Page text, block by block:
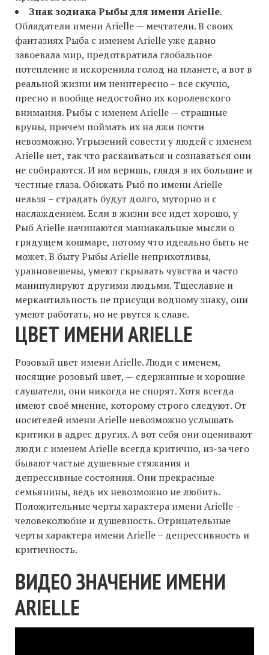
Знак зодиака Рыбы для имени Arielle.
Обладатели имени Arielle — мечтатели. В своих
фантазиях Рыба с именем Arielle уже давно
завоевала мир, предотвратила глобальное
потепление и искоренила голод на планете, а вот в
реальной жизни им неинтересно – все скучно,
пресно и вообще недостойно их королевского
внимания. Рыбы с именем Arielle — cтрашные
вруны, причем поймать их на лжи почти
невозможно. Угрызений совести у людей с именем
Arielle нет, так что раскаиваться и сознаваться они
не собираются. И им веришь, глядя в их большие и
честные глаза. Обижать Рыб по имени Arielle
нельзя – страдать будут долго, муторно и с
наслаждением. Если в жизни все идет хорошо, у
Рыб Arielle начинаются маниакальные мысли о
грядущем кошмаре, потому что идеально быть не
может. В быту Рыбы Arielle неприхотливы,
уравновешены, умеют скрывать чувства и часто
манипулируют другими людьми. Тщеславие и
меркантильность не присущи водному знаку, они
умеют работать, но не рвутся к славе.
ЦВЕТ ИМЕНИ ARIELLE
Розовый цвет имени Arielle. Люди с именем,
носящие розовый цвет, — сдержанные и хорошие
слушатели, они никогда не спорят. Хотя всегда
имеют своё мнение, которому строго следуют. От
носителей имени Arielle невозможно услышать
критики в адрес других. А вот себя они оценивают
люди с именем Arielle всегда критично, из-за чего
бывают частые душевные стяжания и
депрессивные состояния. Они прекрасные
семьянины, ведь их невозможно не любить.
Положительные черты характера имени Arielle –
человеколюбие и душевность. Отрицательные
черты характера имени Arielle – депрессивность и
критичность.
ВИДЕО ЗНАЧЕНИЕ ИМЕНИ
ARIELLE